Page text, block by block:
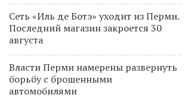
Сеть «Иль де Ботэ» уходит из Перми.
Последний магазин закроется 30
августа
Власти Перми намерены развернуть
борьбу с брошенными
автомобилями